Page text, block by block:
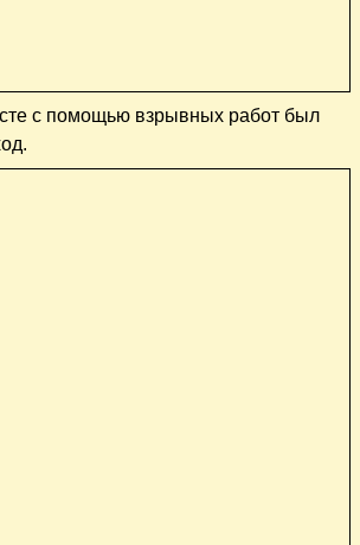
с помощью взрывных работ был